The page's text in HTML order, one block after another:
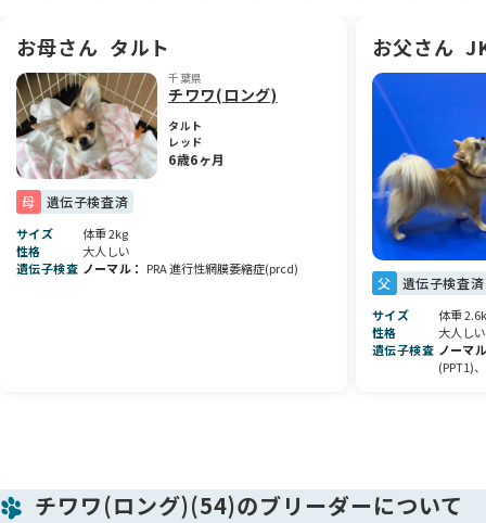
お母さん タルト
千葉県
チワワ(ロング)
タルト
レッド
6歳6ヶ月
母 遺伝子検査済
サイズ
体重 2kg
性格
大人しい
遺伝子検査 ノーマル PRA 進行性網膜萎縮症(prcd)
お父さん
父 遺伝子検査済
サイズ
体重
性格
大人しい
遺伝子検査 ノーマ
(PPT1)
チワワ(ロング)(54)のブリーダーについて